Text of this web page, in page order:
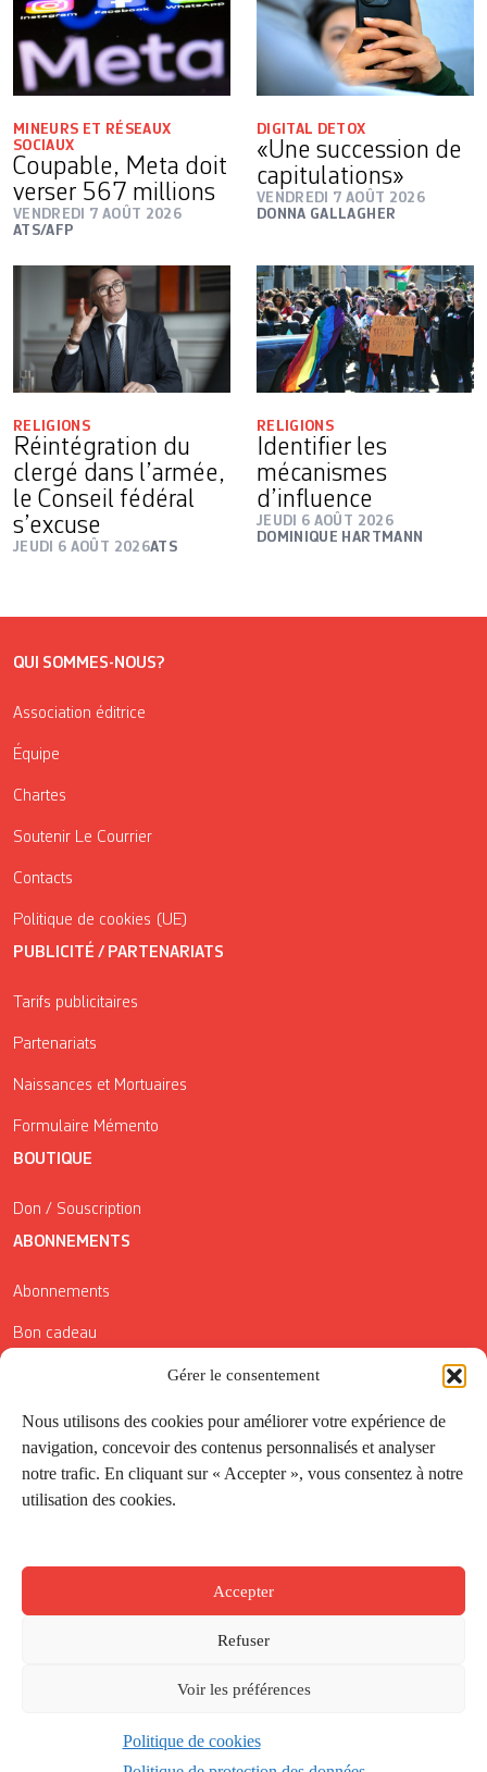
Gérer le consentement
Nous utilisons des cookies pour améliorer votre expérience de
navigation, concevoir des contenus personnalisés et analyser
notre trafic. En cliquant sur « Accepter », vous consentez à notre
utilisation des cookies.
Accepter
Refuser
Voir les préférences
Politique de cookies
MINEURS ET RÉSEAUX
SOCIAUX
Coupable, Meta doit
verser 567 millions
VENDREDI 7 AOÛT 2026
ATS/AFP
DIGITAL DETOX
«Une succession de
capitulations»
VENDREDI 7 AOÛT 2026
DONNA GALLAGHER
RELIGIONS
Réintégration du
clergé dans l’armée,
le Conseil fédéral
s’excuse
JEUDI 6 AOÛT 2026ATS
RELIGIONS
Identifier les
mécanismes
d’influence
JEUDI 6 AOÛT 2026
DOMINIQUE HARTMANN
QUI SOMMES-NOUS?
Association éditrice
Équipe
Chartes
Soutenir Le Courrier
Contacts
Politique de cookies (UE)
PUBLICITÉ / PARTENARIATS
Tarifs publicitaires
Partenariats
Naissances et Mortuaires
Formulaire Mémento
BOUTIQUE
Don / Souscription
ABONNEMENTS
Abonnements
Bon cadeau
Conditions générales de vente
Réductions de la Carte Côté Courrier
Application